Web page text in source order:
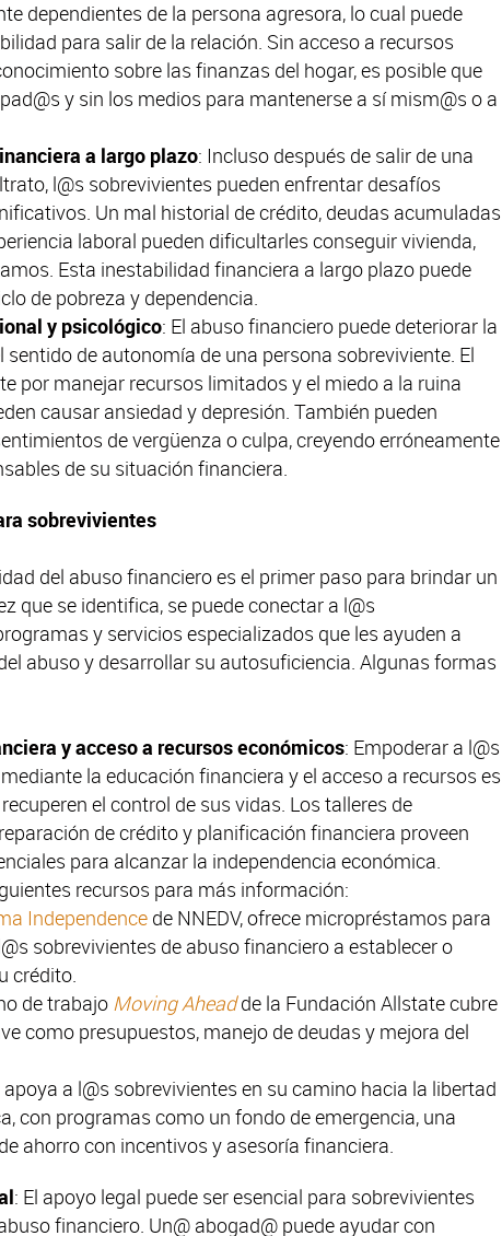
dependientes de la persona agresora, lo cual puede
para salir de la relación. Sin acceso a recursos
sobre las finanzas del hogar, es posible que
y sin los medios para mantenerse a sí mism@s o a
a largo plazo: Incluso después de salir de una
l@s sobrevivientes pueden enfrentar desafíos
Un mal historial de crédito, deudas acumuladas
laboral pueden dificultarles conseguir vivienda,
Esta inestabilidad financiera a largo plazo puede
de pobreza y dependencia.
y psicológico: El abuso financiero puede deteriorar la
sentido de autonomía de una persona sobreviviente. El
por manejar recursos limitados y el miedo a la ruina
causar ansiedad y depresión. También pueden
de vergüenza o culpa, creyendo erróneamente
de su situación financiera.
sobrevivientes
del abuso financiero es el primer paso para brindar un
que se identifica, se puede conectar a l@s
y servicios especializados que les ayuden a
abuso y desarrollar su autosuficiencia. Algunas formas
y acceso a recursos económicos: Empoderar a l@s
la educación financiera y el acceso a recursos es
el control de sus vidas. Los talleres de
de crédito y planificación financiera proveen
para alcanzar la independencia económica.
recursos para más información:
Independence de NNEDV, ofrece micropréstamos para
sobrevivientes de abuso financiero a establecer o
crédito.
de trabajo Moving Aheadde la Fundación Allstate cubre
como presupuestos, manejo de deudas y mejora del
apoya a l@s sobrevivientes en su camino hacia la libertad
con programas como un fondo de emergencia, una
ahorro con incentivos y asesoría financiera.
: El apoyo legal puede ser esencial para sobrevivientes
financiero. Un@ abogad@ puede ayudar con